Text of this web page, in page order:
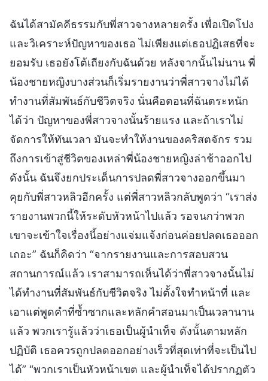
ฉันได้สามัคคีธรรมกับพี่สาวจางหลายครั้ง เพื่อเปิดโปง
และวิเคราะห์ปัญหาของเธอ ไม่เพียงแต่เธอปฏิเสธที่จะ
ยอมรับ เธอยังโต้เถียงกับฉันด้วย หลังจากนั้นไม่นาน พี่
น้องชายหญิงบางส่วนก็เริ่มรายงานว่าพี่สาวจางไม่ได้
ทำงานที่สัมพันธ์กับชีวิตจริง นั่นคือตอนที่ฉันตระหนัก
ได้ว่า ปัญหาของพี่สาวจางนั้นร้ายแรง และถ้าเราไม่
จัดการให้ทันเวลา มันจะทำให้งานของคริสตจักร รวม
ถึงการเข้าสู่ชีวิตของเหล่าพี่น้องชายหญิงล่าช้าออกไป
ดังนั้น ฉันจึงยกประเด็นการปลดพี่สาวจางออกขึ้นมา
คุยกับพี่สาวหลิวอีกครั้ง แต่พี่สาวหลิวกลับพูดว่า “เราส่ง
รายงานพวกนี้ให้ระดับหัวหน้าไปแล้ว รอจนกว่าพวก
เขาจะเข้าใจเรื่องนี้อย่างแจ่มแจ้งก่อนค่อยปลดเธอออก
เถอะ” ฉันก็คิดว่า “จากรายงานและการสอบสวน
สถานการณ์แล้ว เราสามารถเห็นได้ว่าพี่สาวจางนั้นไม่
ได้ทำงานที่สัมพันธ์กับชีวิตจริง ไม่ตั้งใจทำหน้าที่ และ
เอาแต่พูดคำที่ซ้ำซากและหลักคำสอนมาเป็นเวลานาน
แล้ว พวกเรารู้แล้วว่าเธอเป็นผู้นำเท็จ ดังนั้นตามหลัก
ปฏิบัติ เธอควรถูกปลดออกอย่างเร็วที่สุดเท่าที่จะเป็นไป
ได้” “พวกเราเป็นหัวหน้าเขต และผู้นำเท็จได้ปรากฏตัว